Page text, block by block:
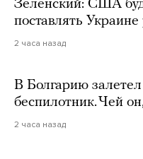
Зеленский: США
поставлять
2 часа назад
В Болгарию залетел
беспилотник. Чей
2 часа назад